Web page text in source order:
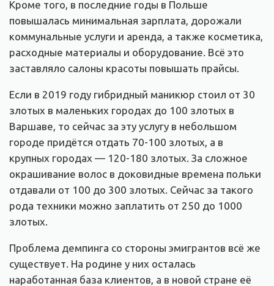
Кроме того, в последние годы в Польше
повышалась минимальная зарплата, дорожали
коммунальные услуги и аренда, а также косметика,
расходные материалы и оборудование. Всё это
заставляло салоны красоты повышать прайсы.
Если в 2019 году гибридный маникюр стоил от 30
злотых в маленьких городах до 100 злотых в
Варшаве, то сейчас за эту услугу в небольшом
городе придётся отдать 70-100 злотых, а в
крупных городах — 120-180 злотых. За сложное
окрашивание волос в доковидные времена польки
отдавали от 100 до 300 злотых. Сейчас за такого
рода техники можно заплатить от 250 до 1000
злотых.
Проблема демпинга со стороны эмигрантов всё же
существует. На родине у них осталась
наработанная база клиентов, а в новой стране её